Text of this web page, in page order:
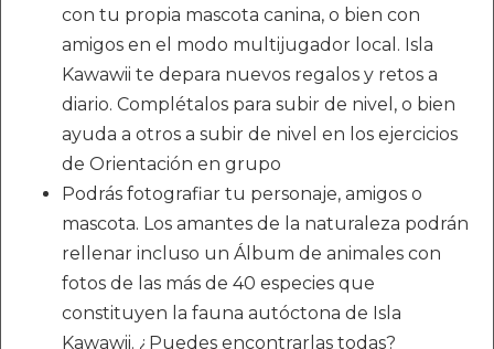
con tu propia mascota canina, o bien con
amigos en el modo multijugador local. Isla
Kawawii te depara nuevos regalos y retos a
diario. Complétalos para subir de nivel, o bien
ayuda a otros a subir de nivel en los ejercicios
de Orientación en grupo
Podrás fotografiar tu personaje, amigos o
mascota. Los amantes de la naturaleza podrán
rellenar incluso un Álbum de animales con
fotos de las más de 40 especies que
constituyen la fauna autóctona de Isla
Kawawii. ¿Puedes encontrarlas todas?